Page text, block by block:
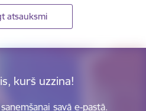
atsauksmi
kurš uzzina!
savā e-pastā.